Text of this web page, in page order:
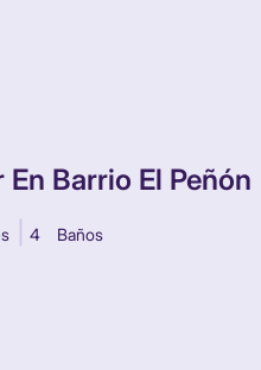
Barrio El Peñón
4 Baños